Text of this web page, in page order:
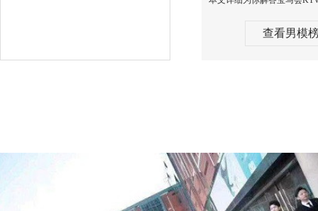
查看男模